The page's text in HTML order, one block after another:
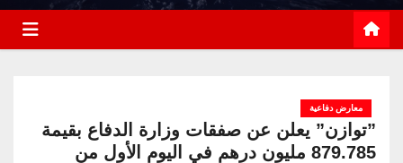
معارض دفاعية
​”توازن” يعلن عن صفقات وزارة الدفاع بقيمة
879.785 مليون درهم في اليوم الأول من